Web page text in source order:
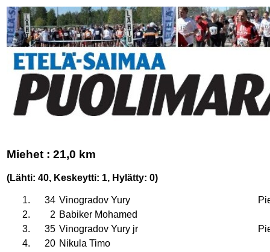
Miehet : 21,0 km
(Lähti: 40, Keskeytti: 1, Hylätty: 0)
1. 34 Vinogradov Yury
2.
2 Babiker Mohamed
3.
35 Vinogradov Yury jr
4.
20 Nikula Timo